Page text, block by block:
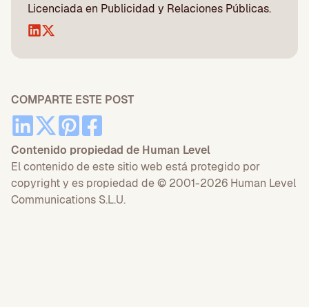
Licenciada en Publicidad y Relaciones Públicas.
COMPARTE ESTE POST
Contenido propiedad de Human Level
El contenido de este sitio web está protegido por
copyright y es propiedad de © 2001-2026 Human Level
Communications S.L.U.